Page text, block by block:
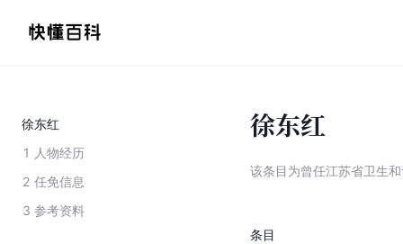
徐东红
1 人物经历
2 任免信息
3 参考资料
徐东红
该条目为曾任江苏省卫生
条目